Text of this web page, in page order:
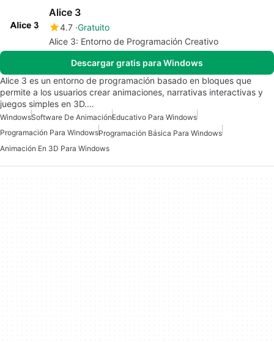
Alice 3
4.7 Gratuito
Alice 3: Entorno de Programación Creativo
Descargar gratis para Windows
Alice 3 es un entorno de programación basado en bloques que
permite a los usuarios crear animaciones, narrativas interactivas y
juegos simples en 3D.…
WindowsSoftware De AnimaciónEducativo Para Windows
Programación Para WindowsProgramación Básica Para Windows
Animación En 3D Para Windows